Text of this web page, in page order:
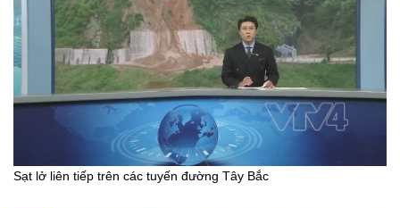
Sạt lở liên tiếp trên các tuyến đường Tây Bắc